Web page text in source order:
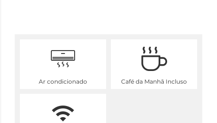
Ar condicionado Café da Manhã Incluso